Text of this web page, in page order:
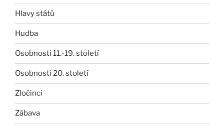
Hlavy států
Hudba
Osobnosti 11.-19. století
Osobnosti 20. století
Zločinci
Zábava